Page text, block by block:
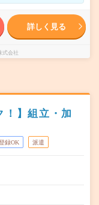
詳しく見る
式会社
！】組立・加
録OK 派遣